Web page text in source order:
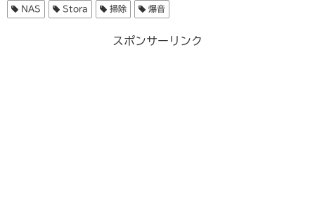
NAS Stora 掃除 爆音
スポンサーリンク